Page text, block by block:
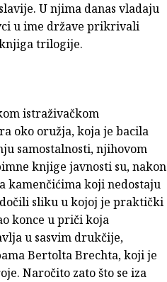
U njima danas vladaju
u ime države prikrivali
trilogije.
istraživačkom
oko oružja, koja je bacila
samostalnosti, njihovom
knjige javnosti su, nakon
kamenčićima koji nedostaju
sliku u kojoj je praktički
konce u priči koja
u sasvim drukčije,
Bertolta Brechta, koji je
Naročito zato što se iza